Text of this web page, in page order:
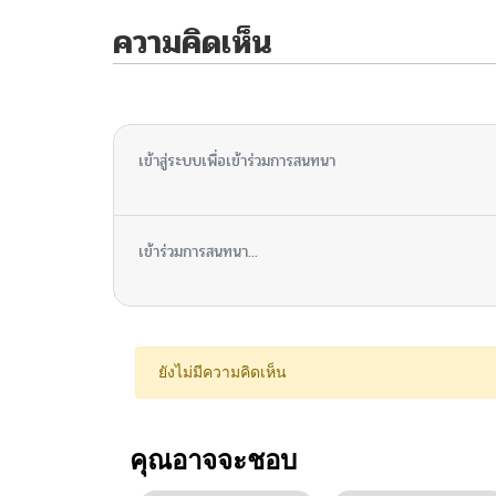
ความคิดเห็น
เข้าสู่ระบบเพื่อเข้าร่วมการสนทนา
เข้าร่วมการสนทนา...
ยังไม่มีความคิดเห็น
คุณอาจจะชอบ